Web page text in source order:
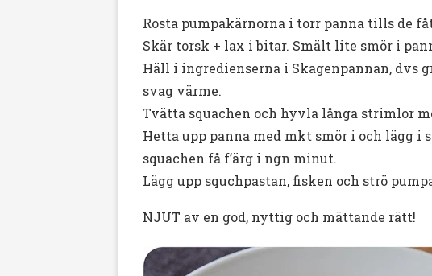
Rosta pumpakärnorna i torr panna tills de
Skär torsk + lax i bitar. Smält lite smör i
Häll i ingredienserna i Skagenpannan, dvs
svag värme.
Tvätta squachen och hyvla långa strimlor
Hetta upp panna med mkt smör i och lägg
squachen få f’ärg i ngn minut.
Lägg upp squchpastan, fisken och strö
NJUT av en god, nyttig och mättande rätt!